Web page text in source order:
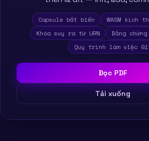
Capsule bất biến
WASM kích
Khóa suy ra từ URN
Bằng
Quy trình làm việc
Đọc PDF
Tải xuống